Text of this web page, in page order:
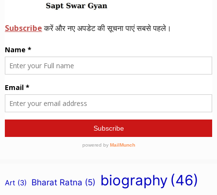
Art (3) Bharat Ratna (5) biography (46)